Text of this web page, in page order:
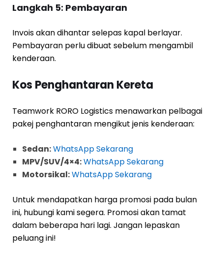
Langkah 5: Pembayaran
Invois akan dihantar selepas kapal berlayar.
Pembayaran perlu dibuat sebelum mengambil
kenderaan.
Kos Penghantaran Kereta
Teamwork RORO Logistics menawarkan pelbagai
pakej penghantaran mengikut jenis kenderaan:
Sedan:WhatsApp Sekarang
MPV/SUV/4×4:WhatsApp Sekarang
Motorsikal:WhatsApp Sekarang
Untuk mendapatkan harga promosi pada bulan
ini, hubungi kami segera. Promosi akan tamat
dalam beberapa hari lagi. Jangan lepaskan
peluang ini!